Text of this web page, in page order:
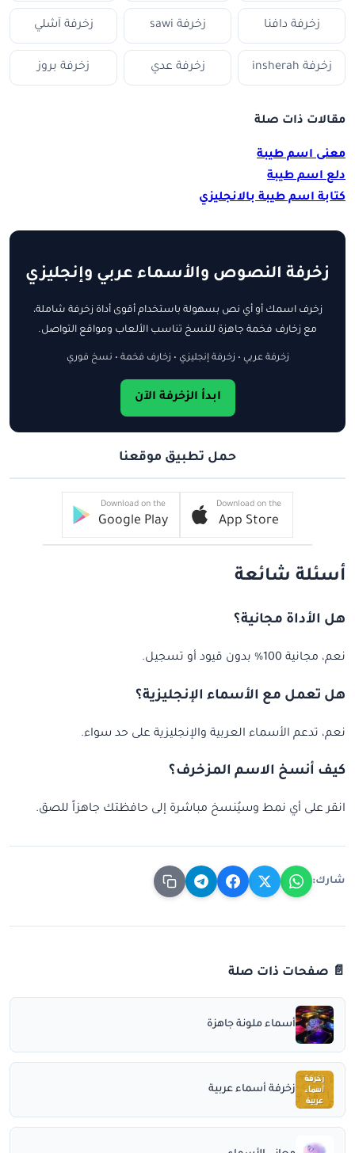
زخرفة دافنا زخرفة sawi زخرفة آشلي
زخرفة insherah زخرفة عدي زخرفة بروز
مقالات ذات صلة
معنى اسم طيبة
دلع اسم طيبة
كتابة اسم طيبة بالانجليزي
زخرفة النصوص والأسماء عربي وإنجليزي
زخرف اسمك أو أي نص بسهولة باستخدام أقوى أداة زخرفة شاملة،
مع زخارف فخمة جاهزة للنسخ تناسب الألعاب ومواقع التواصل.
زخرفة عربي • زخرفة إنجليزي • زخارف فخمة • نسخ فوري
ابدأ الزخرفة الآن
حمل تطبيق موقعنا
Download on the
App Store
Download on the
Google Play
أسئلة شائعة
هل الأداة مجانية؟
نعم، مجانية 100% بدون قيود أو تسجيل.
هل تعمل مع الأسماء الإنجليزية؟
نعم، تدعم الأسماء العربية والإنجليزية على حد سواء.
كيف أنسخ الاسم المزخرف؟
انقر على أي نمط وسيُنسخ مباشرة إلى حافظتك جاهزاً للصق.
شارك:
📄 صفحات ذات صلة
أسماء ملونة جاهزة
زخرفة أسماء عربية